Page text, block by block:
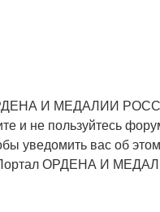
И МЕДАЛИИ
и не пользуйтесь
уведомить вас об
«Портал ОРДЕНА И